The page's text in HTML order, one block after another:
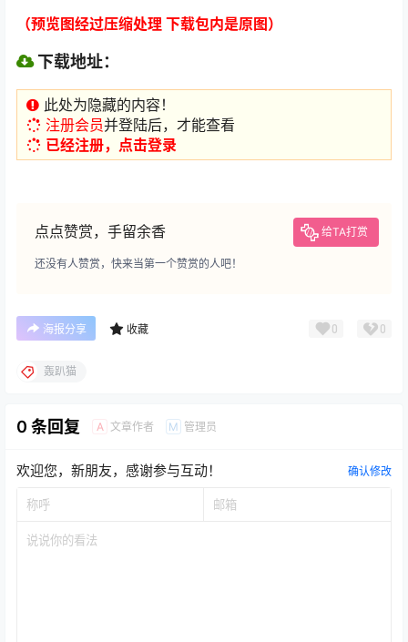
（预览图经过压缩处理 下载包内是原图）
下载地址：
此处为隐藏的内容！
注册会员并登陆后，才能查看
已经注册，点击登录
点点赞赏，手留余香 给TA打赏
还没有人赞赏，快来当第一个赞赏的人吧！
海报分享 收藏 0 0
轰趴猫
0 条回复 A 文章作者 M 管理员
欢迎您，新朋友，感谢参与互动！ 确认修改